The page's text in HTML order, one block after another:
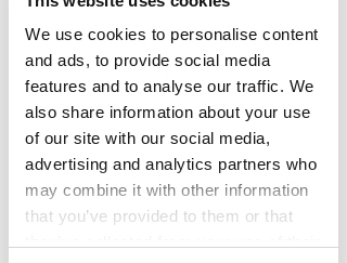
We use cookies to personalise content
and ads, to provide social media
features and to analyse our traffic. We
also share information about your use
of our site with our social media,
advertising and analytics partners who
may combine it with other information
that you’ve provided to them or that
Nichtnutzung der dargebotenen
Informationen bzw. durch die Nutzung
fehlerhafter und unvollständiger
Informationen verursacht wurden, sind
grundsätzlich ausgeschlossen.
Alle Angebote sind freibleibend und
unverbindlich. Swiss Interim Management
GmbH behält sich ausdrücklich vor, Teile